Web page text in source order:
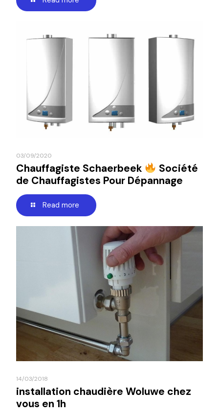
03/09/2020
Chauffagiste Schaerbeek
Société
de Chauffagistes Pour Dépannage
Read more
14/03/2018
installation chaudière Woluwe chez
vous en 1h